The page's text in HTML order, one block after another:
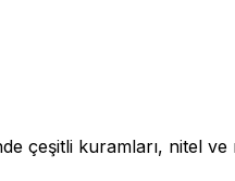
çeşitli kuramları, nitel ve